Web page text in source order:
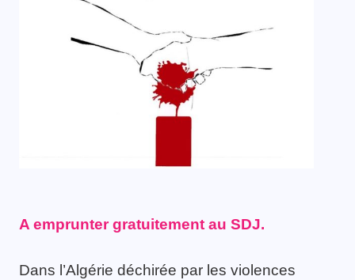
A emprunter gratuitement au SDJ.
Dans l’Algérie déchirée par les violences